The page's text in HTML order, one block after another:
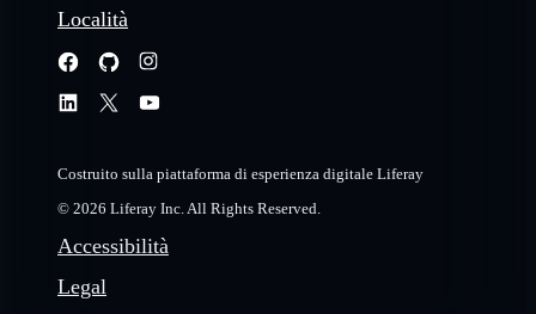
Località
Costruito sulla piattaforma di esperienza digitale Liferay
© 2026 Liferay Inc. All Rights Reserved.
Accessibilità
Legal